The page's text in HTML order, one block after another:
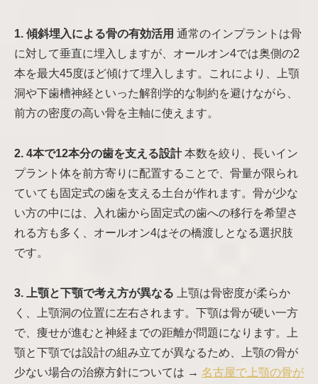
1. 傾斜埋入による骨の有効活用 通常のインプラントは骨
に対して垂直に埋入しますが、オールオン4では奥側の2
本を最大45度ほど傾けて埋入します。これにより、上顎
洞や下歯槽神経といった解剖学的な制約を避けながら、
前方の密度の高い骨を主軸に使えます。
2. 4本で12本分の歯を支える設計本数を絞り、長いイン
プラント体を前方寄りに配置することで、骨量が限られ
ていても固定式の歯を支える土台が作れます。骨が少な
い方の中には、入れ歯から固定式の歯への移行を希望さ
れる方も多く、オールオン4はその橋渡しとなる選択肢
です。
3. 上顎と下顎で考え方が異なる 上顎は骨密度が柔らか
く、上顎洞の位置に左右されます。下顎は骨が硬い一方
で、痩せが進むと神経までの距離が問題になります。上
顎と下顎では設計の組み立てが異なるため、上顎の骨が
少ない場合の治療方針については → 名古屋で上顎の骨が